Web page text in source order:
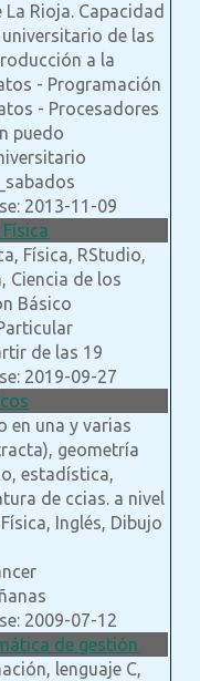
Rioja. Capacidad
de las
a la
- Programación
- Procesadores
puedo
2013-11-09
Física, RStudio,
Ciencia de los
Básico
de las 19
2019-09-27
en una y varias
geometría
estadística,
de ccias. a nivel
Inglés, Dibujo
2009-07-12
de gestión
lenguaje C,